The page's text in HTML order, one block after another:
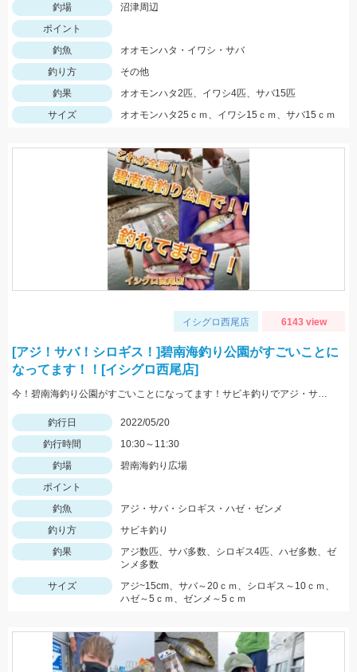
釣場
沼津周辺
ポイント
釣魚
オオモンハタ・イワシ・サバ
釣り方
その他
釣果
オオモンハタ2匹、イワシ4匹、サバ15匹
サイズ
オオモンハタ25ｃｍ、イワシ15ｃｍ、サバ15ｃｍ
イシグロ西尾店 6143 view
[アジ！サバ！シロギス！]碧南海釣り公園がすごいことに
なってます！！[イシグロ西尾店]
今！碧南海釣り公園がすごいことになってます！サビキ釣りでアジ・サバ・イワシ！ちょい投げでは20ｃｍ越えのシロギス・ハゼ・ゼンメが爆釣中！！
釣行日
2022/05/20
釣行時間
10:30～11:30
釣場
碧南海釣り広場
ポイント
釣魚
アジ・サバ・シロギス・ハゼ・ゼンメ
釣り方
サビキ釣り
釣果
アジ数匹、サバ多数、シロギス4匹、ハゼ多数、ゼ
ンメ多数
サイズ
アジ~15cm、サバ～20ｃｍ、シロギス～10ｃｍ、
ハゼ～5ｃｍ、ゼンメ～5ｃｍ